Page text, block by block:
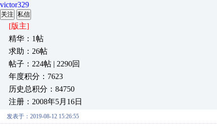
victor329
关注 私信
[版主]
精华：1帖
求助：26帖
帖子：224帖 | 2290回
年度积分：7623
历史总积分：84750
注册：2008年5月16日
发表于：2019-08-12 15:26:55